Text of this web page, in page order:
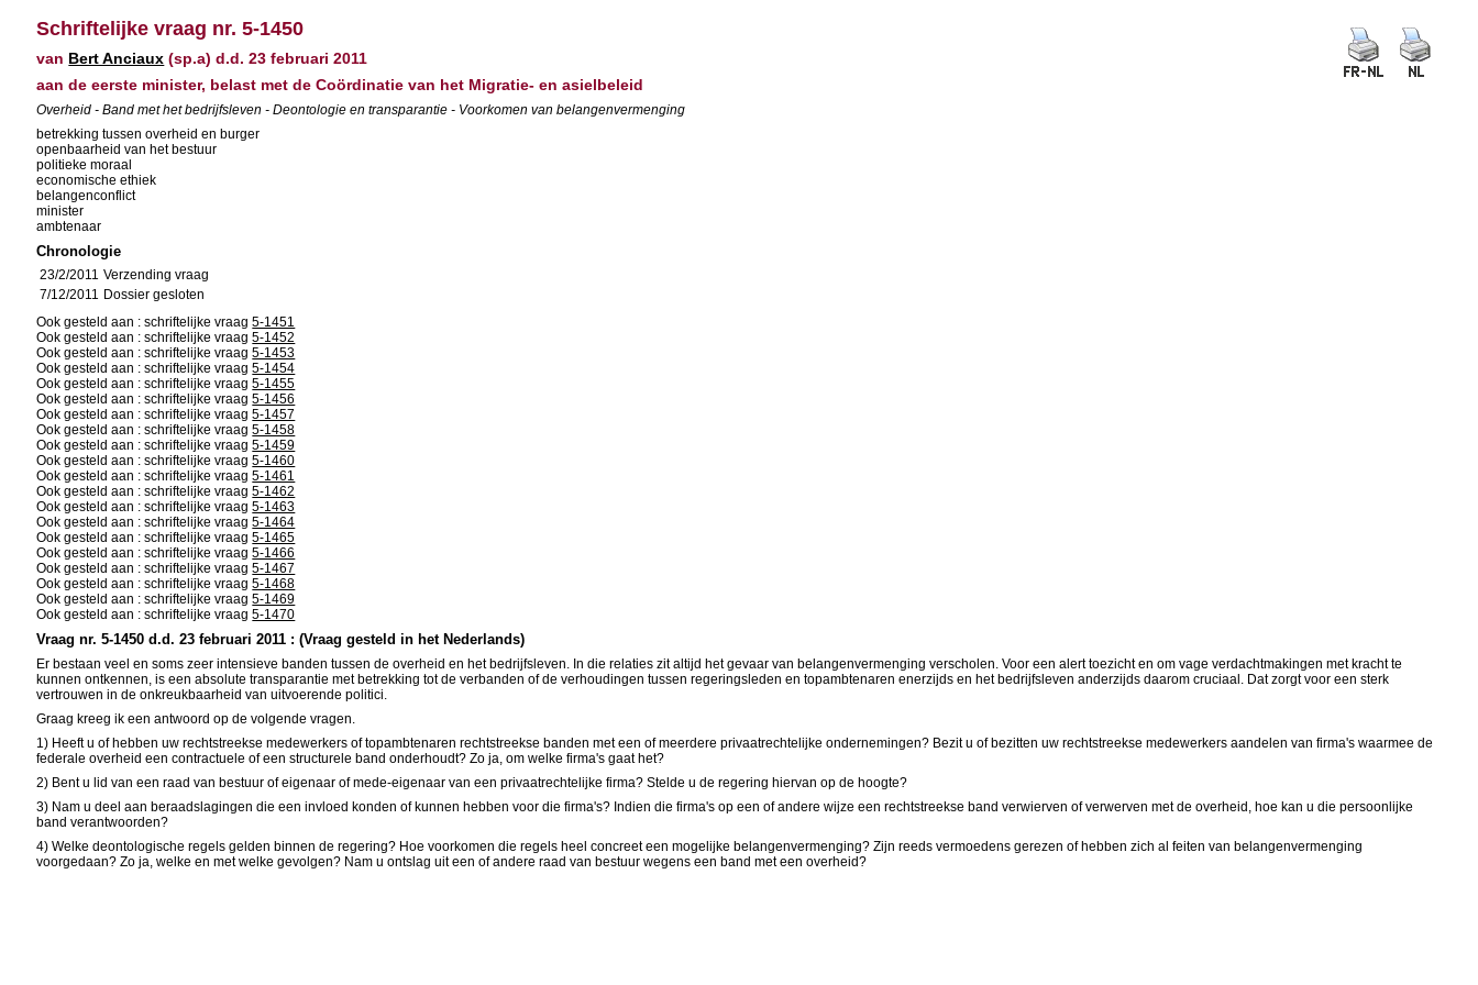
Schriftelijke vraag nr. 5-1450
van Bert Anciaux (sp.a) d.d. 23 februari 2011
aan de eerste minister, belast met de Coördinatie van het Migratie- en asielbeleid
Overheid - Band met het bedrijfsleven - Deontologie en transparantie - Voorkomen van belangenvermenging
betrekking tussen overheid en burger
openbaarheid van het bestuur
politieke moraal
economische ethiek
belangenconflict
minister
ambtenaar
Chronologie
23/2/2011 Verzending vraag
7/12/2011 Dossier gesloten
Ook gesteld aan : schriftelijke vraag5-1451
Ook gesteld aan : schriftelijke vraag5-1452
Ook gesteld aan : schriftelijke vraag5-1453
Ook gesteld aan : schriftelijke vraag5-1454
Ook gesteld aan : schriftelijke vraag5-1455
Ook gesteld aan : schriftelijke vraag5-1456
Ook gesteld aan : schriftelijke vraag5-1457
Ook gesteld aan : schriftelijke vraag5-1458
Ook gesteld aan : schriftelijke vraag5-1459
Ook gesteld aan : schriftelijke vraag5-1460
Ook gesteld aan : schriftelijke vraag5-1461
Ook gesteld aan : schriftelijke vraag5-1462
Ook gesteld aan : schriftelijke vraag5-1463
Ook gesteld aan : schriftelijke vraag5-1464
Ook gesteld aan : schriftelijke vraag5-1465
Ook gesteld aan : schriftelijke vraag5-1466
Ook gesteld aan : schriftelijke vraag5-1467
Ook gesteld aan : schriftelijke vraag5-1468
Ook gesteld aan : schriftelijke vraag5-1469
Ook gesteld aan : schriftelijke vraag5-1470
Vraag nr. 5-1450 d.d. 23 februari 2011 : (Vraag gesteld in het Nederlands)
Er bestaan veel en soms zeer intensieve banden tussen de overheid en het bedrijfsleven. In die relaties zit altijd het gevaar van belangenvermenging verscholen. Voor een alert toezicht en om vage verdachtmakingen met kracht te
kunnen ontkennen, is een absolute transparantie met betrekking tot de verbanden of de verhoudingen tussen regeringsleden en topambtenaren enerzijds en het bedrijfsleven anderzijds daarom cruciaal. Dat zorgt voor een sterk
vertrouwen in de onkreukbaarheid van uitvoerende politici.
Graag kreeg ik een antwoord op de volgende vragen.
1) Heeft u of hebben uw rechtstreekse medewerkers of topambtenaren rechtstreekse banden met een of meerdere privaatrechtelijke ondernemingen? Bezit u of bezitten uw rechtstreekse medewerkers aandelen van firma's waarmee de
federale overheid een contractuele of een structurele band onderhoudt? Zo ja, om welke firma's gaat het?
2) Bent u lid van een raad van bestuur of eigenaar of mede-eigenaar van een privaatrechtelijke firma? Stelde u de regering hiervan op de hoogte?
3) Nam u deel aan beraadslagingen die een invloed konden of kunnen hebben voor die firma's? Indien die firma's op een of andere wijze een rechtstreekse band verwierven of verwerven met de overheid, hoe kan u die persoonlijke
band verantwoorden?
4) Welke deontologische regels gelden binnen de regering? Hoe voorkomen die regels heel concreet een mogelijke belangenvermenging? Zijn reeds vermoedens gerezen of hebben zich al feiten van belangenvermenging
voorgedaan? Zo ja, welke en met welke gevolgen? Nam u ontslag uit een of andere raad van bestuur wegens een band met een overheid?